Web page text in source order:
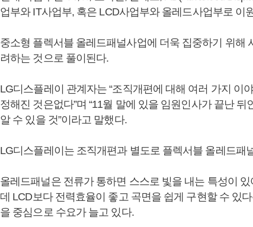
업부와 IT사업부, 혹은 LCD사업부와 올레드사업부로 이
중소형 플렉서블 올레드패널사업에 더욱 집중하기 위해
려하는 것으로 풀이된다.
LG디스플레이 관계자는 “조직개편에 대해 여러 가지 이
정해진 것은없다”며 “11월 말에 있을 임원인사가 끝난
알 수 있을 것”이라고 말했다.
LG디스플레이는 조직개편과 별도로 플렉서블 올레드패
올레드패널은 전류가 통하면 스스로 빛을 내는 특성이
데 LCD보다 전력효율이 좋고 곡면을 쉽게 구현할 수 있
을 중심으로 수요가 늘고 있다.